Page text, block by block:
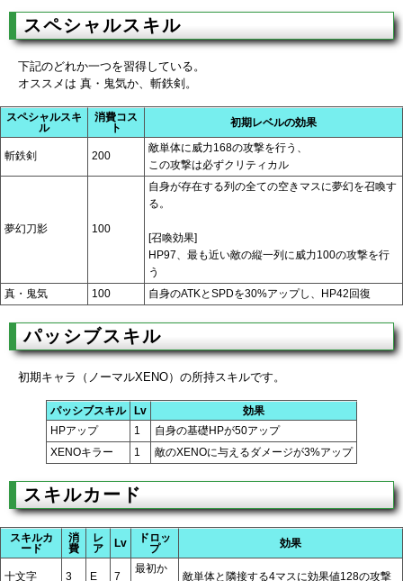
スペシャルスキル
下記のどれか一つを習得している。
オススメは 真・鬼気か、斬鉄剣。
スペシャルスキ
ル
消費コス
ト
初期レベルの効果
斬鉄剣 200
敵単体に威力168の攻撃を行う、
この攻撃は必ずクリティカル
夢幻刀影 100
自身が存在する列の全ての空きマスに夢幻を召喚す
る。
[召喚効果]
HP97、最も近い敵の縦一列に威力100の攻撃を行
う
真・鬼気
100 自身のATKとSPDを30%アップし、HP42回復
パッシブスキル
初期キャラ（ノーマルXENO）の所持スキルです。
パッシブスキル Lv
効果
HPアップ
1
自身の基礎HPが50アップ
XENOキラー
1 敵のXENOに与えるダメージが3%アップ
スキルカード
スキルカ
ード
消
費
レ
ア
Lv
ドロッ
プ
効果
十文字 3 E 7
最初か
敵単体と隣接する4マスに効果値128の攻撃